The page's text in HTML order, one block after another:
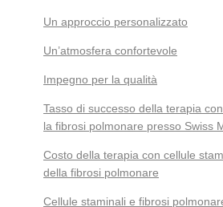
Un approccio personalizzato
Un’atmosfera confortevole
Impegno per la qualità
Tasso di successo della terapia
la fibrosi polmonare presso Swiss
Costo della terapia con cellule
della fibrosi polmonare
Cellule staminali e fibrosi